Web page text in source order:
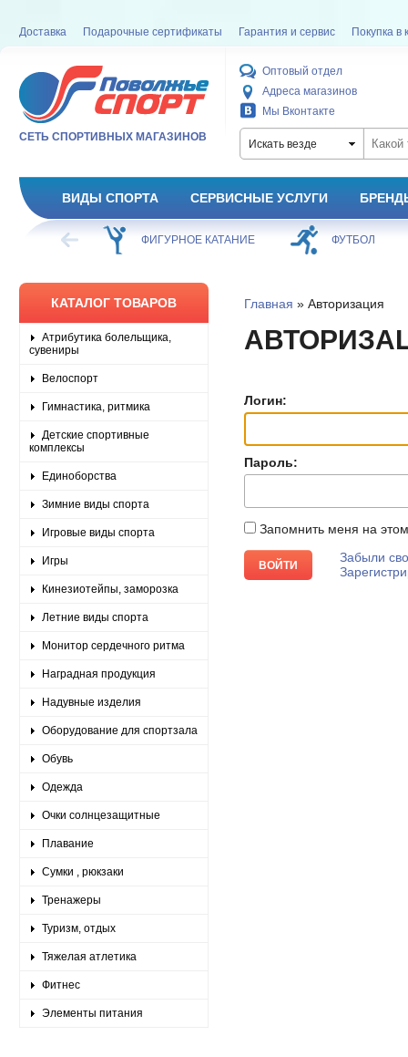
Доставка Подарочные сертификаты Гарантия и сервис Покупка в
СЕТЬ СПОРТИВНЫХ МАГАЗИНОВ
Оптовый отдел
Адреса магазинов
Мы Вконтакте
Искать везде
ВИДЫ СПОРТА СЕРВИСНЫЕ УСЛУГИ
ХОККЕЙ ФИГУРНОЕ КАТАНИЕ ФУТБОЛ
КАТАЛОГ ТОВАРОВ
Атрибутика болельщика,
сувениры
Велоспорт
Гимнастика, ритмика
Детские спортивные
комплексы
Единоборства
Зимние виды спорта
Игровые виды спорта
Игры
Кинезиотейпы, заморозка
Летние виды спорта
Монитор сердечного ритма
Наградная продукция
Надувные изделия
Оборудование для спортзала
Обувь
Одежда
Очки солнцезащитные
Плавание
Сумки , рюкзаки
Тренажеры
Туризм, отдых
Тяжелая атлетика
Фитнес
Элементы питания
Главная » Авторизация
Логин:
Пароль:
Запомнить меня на
Забыли